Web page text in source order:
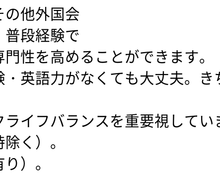
他外国会
段経験で
性を高めることができます。
英語力がなくても大丈夫。き
イフバランスを重要視してい
く）。
）。